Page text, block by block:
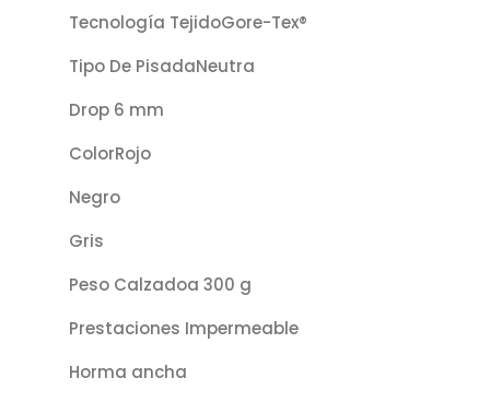
Tecnología TejidoGore-Tex®
Tipo De PisadaNeutra
Drop 6 mm
ColorRojo
Negro
Gris
Peso Calzadoa 300 g
Prestaciones Impermeable
Horma ancha